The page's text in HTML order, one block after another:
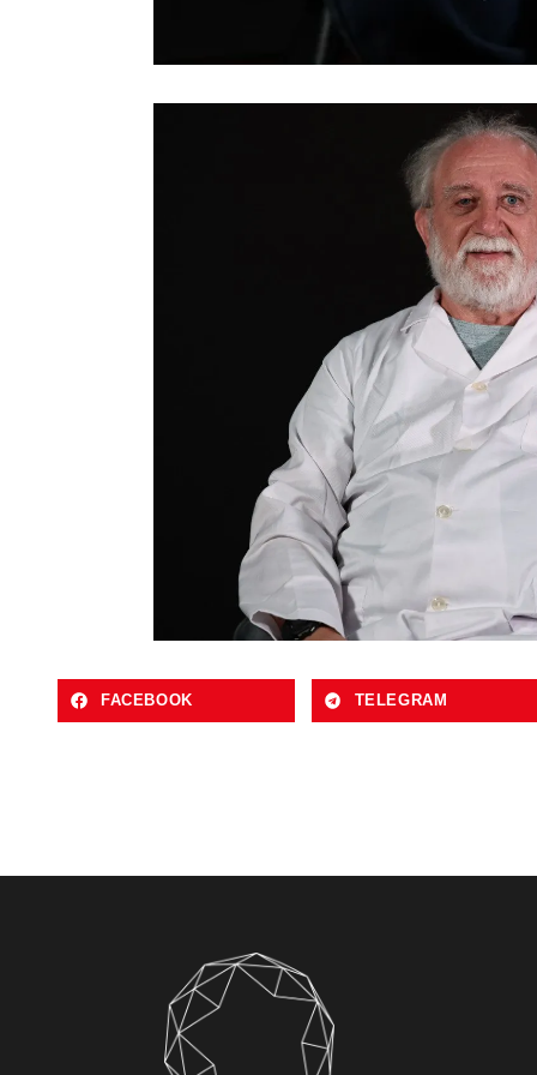
FACEBOOK TELEGRAM